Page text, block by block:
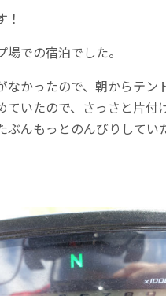
での宿泊でした。
なかったので、朝からテン
いたので、さっさと片付
ぶんもっとのんびりしてい